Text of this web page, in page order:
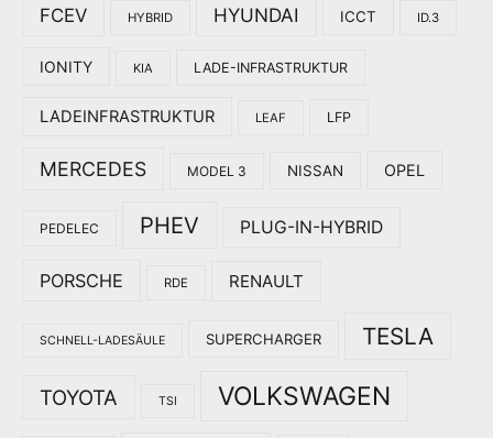
FCEV HYBRID HYUNDAI ICCT ID.3
IONITY KIA LADE-INFRASTRUKTUR
LADEINFRASTRUKTUR LEAF LFP
MERCEDES MODEL 3 NISSAN OPEL
PEDELEC PHEV PLUG-IN-HYBRID
PORSCHE RDE RENAULT
SCHNELL-LADESÄULE SUPERCHARGER TESLA
TOYOTA TSI VOLKSWAGEN